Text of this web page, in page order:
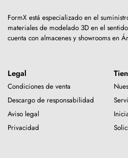
FormX está especializado en el
materiales de modelado 3D en el
cuenta con almacenes y showrooms en
Legal
Condiciones de venta
Descargo de responsabilidad
Aviso legal
Privacidad